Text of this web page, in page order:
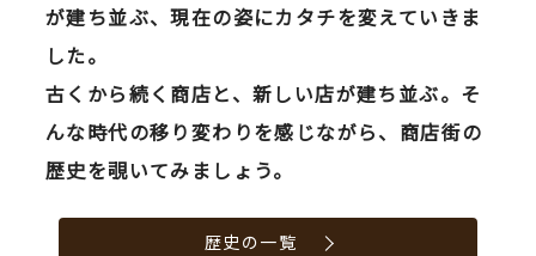
が建ち並ぶ、現在の姿にカタチを変えていきま
した。
古くから続く商店と、新しい店が建ち並ぶ。そ
んな時代の移り変わりを感じながら、商店街の
歴史を覗いてみましょう。
歴史の一覧